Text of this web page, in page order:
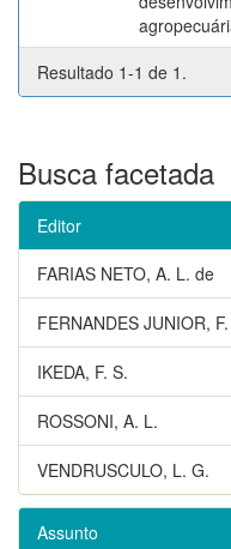
Resultado 1-1 de 1.
Busca facetada
Editor
FARIAS NETO, A. L. de
FERNANDES JUNIOR, F.
IKEDA, F. S.
ROSSONI, A. L.
VENDRUSCULO, L. G.
Assunto